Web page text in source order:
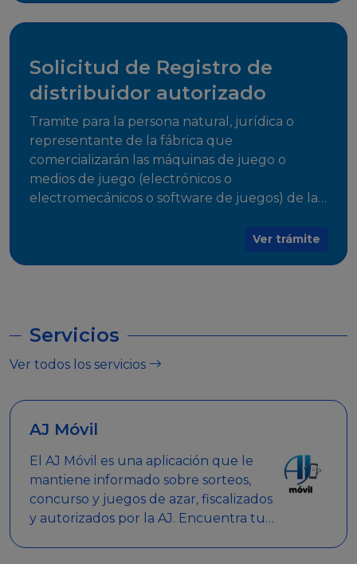
Solicitud de Registro de
distribuidor autorizado
Tramite para la persona natural, jurídica o
representante de la fábrica que
comercializarán las máquinas de juego o
medios de juego (electrónicos o
electromecánicos o software de juegos) de las
Ver trámite
Servicios
Ver todos los servicios
AJ Móvil
El AJ Móvil es una aplicación que le
mantiene informado sobre sorteos,
concurso y juegos de azar, fiscalizados
y autorizados por la AJ. Encuentra tus